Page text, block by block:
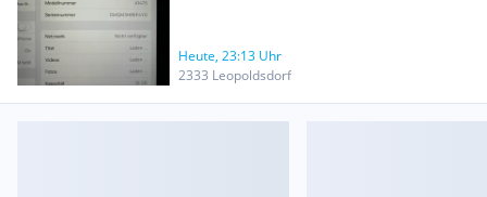
Heute, 23:13 Uhr
2333 Leopoldsdorf